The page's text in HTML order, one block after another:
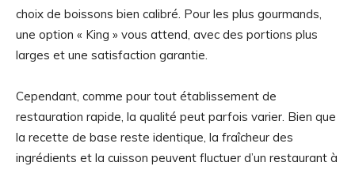
choix de boissons bien calibré. Pour les plus gourmands,
une option « King » vous attend, avec des portions plus
larges et une satisfaction garantie.
Cependant, comme pour tout établissement de
restauration rapide, la qualité peut parfois varier. Bien que
la recette de base reste identique, la fraîcheur des
ingrédients et la cuisson peuvent fluctuer d’un restaurant à